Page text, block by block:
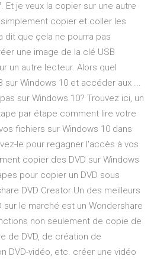
Et je veux la copier sur une autre
copier et coller les
dit que çela ne pourra pas
une image de la clé USB
un autre lecteur. Alors quel
sur Windows 10 et accéder aux ...
sur Windows 10? Trouvez ici, un
par étape comment lire votre
fichiers sur Windows 10 dans
le pour regagner l'accès à vos
copier des DVD sur Windows
pour copier un DVD sous
DVD Creator Un des meilleurs
sur le marché est un Wondershare
non seulement de copie de
de DVD, de création de
DVD-vidéo, etc. créer une vidéo